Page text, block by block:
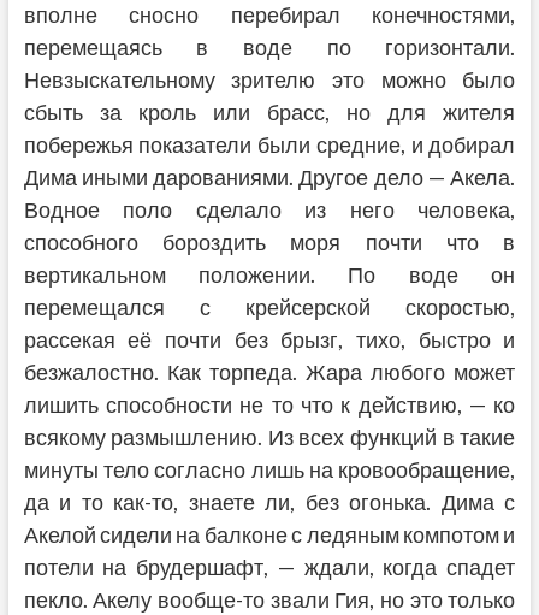
вполне сносно перебирал конечностями,
перемещаясь в воде по горизонтали.
Невзыскательному зрителю это можно было
сбыть за кроль или брасс, но для жителя
побережья показатели были средние, и добирал
Дима иными дарованиями. Другое дело — Акела.
Водное поло сделало из него человека,
способного бороздить моря почти что в
вертикальном положении. По воде он
перемещался с крейсерской скоростью,
рассекая её почти без брызг, тихо, быстро и
безжалостно. Как торпеда. Жара любого может
лишить способности не то что к действию, — ко
всякому размышлению. Из всех функций в такие
минуты тело согласно лишь на кровообращение,
да и то как-то, знаете ли, без огонька. Дима с
Акелой сидели на балконе с ледяным компотом и
потели на брудершафт, — ждали, когда спадет
пекло. Акелу вообще-то звали Гия, но это только